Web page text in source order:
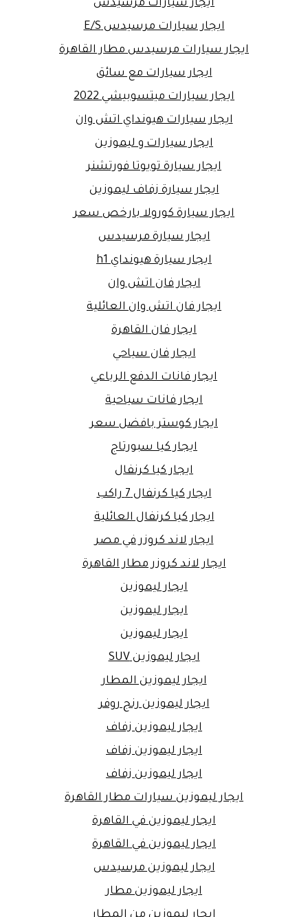
ايجار سيارات مرسيدس
ايجار سيارات مرسيدس E/S
ايجار سيارات مرسيدس مطار القاهرة
ايجار سيارات مع سائق
ايجار سيارات ميتسوبيشي 2022
ايجار سيارات هيونداي اتش وان
ايجار سيارات و ليموزين
ايجار سيارة تويوتا فورتشنر
ايجار سيارة زفاف ليموزين
ايجار سيارة كورولا بارخص سعر
ايجار سيارة مرسيدس
ايجار سيارة هيونداي h1
ايجار فان اتش وان
ايجار فان اتش وان العائلية
ايجار فان القاهرة
ايجار فان سياحي
ايجار فانات الدفع الرباعي
ايجار فانات سياحية
ايجار كوستر بافضل سعر
ايجار كيا سبورتاج
ايجار كيا كرنفال
ايجار كيا كرنفال 7 راكب
ايجار كيا كرنفال العائلية
ايجار لاند كروزر في مصر
ايجار لاند كروزر مطار القاهرة
ايجار ليموزين
ايجار ليموزين
ايجار ليموزين
ايجار ليموزين SUV
ايجار ليموزين المطار
ايجار ليموزين رنج روفر
ايجار ليموزين زفاف
ايجار ليموزين زفاف
ايجار ليموزين زفاف
ايجار ليموزين سيارات مطار القاهرة
ايجار ليموزين في القاهرة
ايجار ليموزين في القاهرة
ايجار ليموزين مرسيدس
ايجار ليموزين مطار